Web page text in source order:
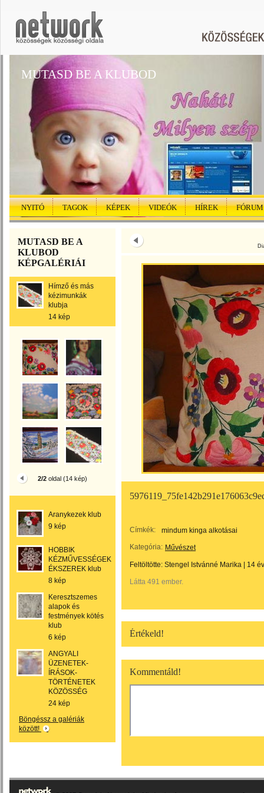
MUTASD BE A KLUBOD
NYITÓ TAGOK KÉPEK VIDEÓK HÍREK FÓRUM
MUTASD BE A
KLUBOD
KÉPGALÉRIÁI
Hímző és más
kézimunkák
klubja
14 kép
2/2 oldal (14 kép)
Aranykezek klub
9 kép
HOBBIK
KÉZMŰVESSÉGEK
ÉKSZEREK klub
8 kép
Keresztszemes
alapok és
festmények kötés
klub
6 kép
ANGYALI
ÜZENETEK-
ÍRÁSOK-
TÖRTÉNETEK
KÖZÖSSÉG
24 kép
Böngéssz a galériák
között!
Címkék:
mindum kinga alkotásai
Kategória: Művészet
Feltöltötte: Stengel Istvánné Marika 14
Látta 491 ember.
Értékeld!
Kommentáld!